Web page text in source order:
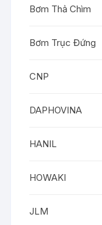
Bơm Thả Chìm
Bơm Trục Đứng
CNP
DAPHOVINA
HANIL
HOWAKI
JLM